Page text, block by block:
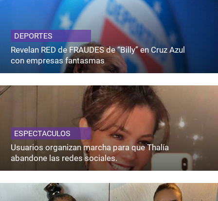
DEPORTES
Revelan RED de FRAUDES de “Billy” en Cruz Azul
con empresas fantasmas
ESPECTACULOS
Usuarios organizan marcha para que Thalía
abandone las redes sociales.